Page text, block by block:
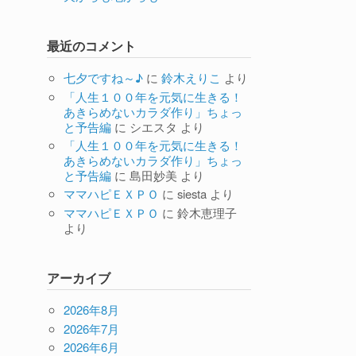
最近のコメント
七夕ですね～♪ に鈴木えりこ より
「人生１００年を元気に生きる！
あきらめないカラダ作り」ちょっ
と予告編 に シエスタ より
「人生１００年を元気に生きる！
あきらめないカラダ作り」ちょっ
と予告編 に島田妙美 より
ママハピＥＸＰＯ にsiesta より
ママハピＥＸＰＯ に鈴木恵理子
より
アーカイブ
2026年8月
2026年7月
2026年6月